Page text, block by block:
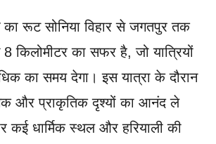
का रूट सोनिया विहार से जगतपुर तक
किलोमीटर का सफर है, जो यात्रियों
का समय देगा। इस यात्रा के दौरान
और प्राकृतिक दृश्यों का आनंद ले
कई धार्मिक स्थल और हरियाली की